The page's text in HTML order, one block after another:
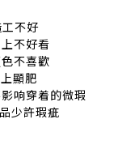
好
好看
喜歡
肥
着的微瑕
許瑕疵